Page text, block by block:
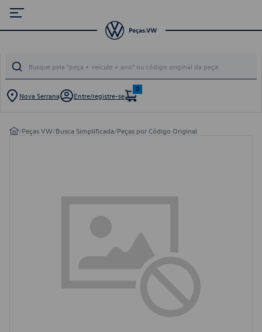
Nova Serrana Entre/registre-se
0
/Peças VW/Busca Simplificada/Peças por Código Original